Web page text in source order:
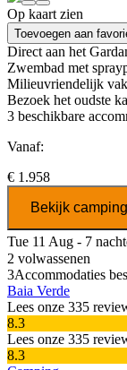
Op kaart zien
Toevoegen aan
Direct aan het
Zwembad met
Milieuvriendelijk
Bezoek het oudste
3 beschikbare
Vanaf:
€ 1.958
Bekijk camping
Tue 11 Aug - 7
2 volwassenen
3Accommodaties
Baia Verde
Lees onze 335
8.3
Lees onze 335
8.3